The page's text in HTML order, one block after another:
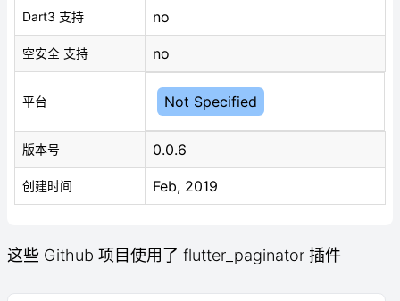
Dart3 支持 no
空安全 支持 no
平台 Not Specified
版本号 0.0.6
创建时间 Feb, 2019
这些 Github 项目使用了 flutter_paginator 插件